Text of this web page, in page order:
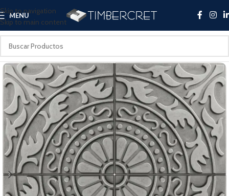
Skip to navigation
Skip to main content
MENU